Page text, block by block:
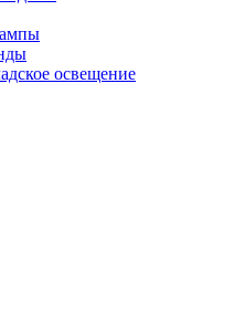
освещение